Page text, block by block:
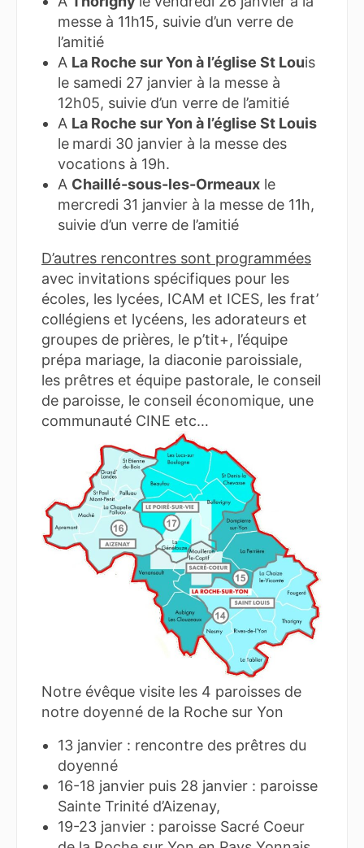
messe à 11h15, suivie d’un verre de
l’amitié
A La Roche sur Yon à l’église St Louis
le samedi 27 janvier à la messe à
12h05, suivie d’un verre de l’amitié
A La Roche sur Yon à l’église St Louis
le mardi 30 janvier à la messe des
vocations à 19h.
A Chaillé-sous-les-Ormeaux le
mercredi 31 janvier à la messe de 11h,
suivie d’un verre de l’amitié
D’autres rencontres sont programmées
avec invitations spécifiques pour les
écoles, les lycées, ICAM et ICES, les frat’
collégiens et lycéens, les adorateurs et
groupes de prières, le p’tit+, l’équipe
prépa mariage, la diaconie paroissiale,
les prêtres et équipe pastorale, le conseil
de paroisse, le conseil économique, une
communauté CINE etc…
Notre évêque visite les 4 paroisses de
notre doyenné de la Roche sur Yon
13 janvier : rencontre des prêtres du
doyenné
16-18 janvier puis 28 janvier : paroisse
Sainte Trinité d’Aizenay,
19-23 janvier : paroisse Sacré Coeur